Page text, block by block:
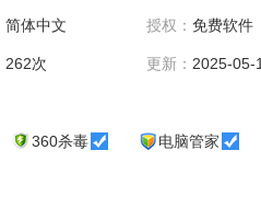
简体中文 授权：免费软件
262次 更新： 2025-05-
360杀毒 电脑管家